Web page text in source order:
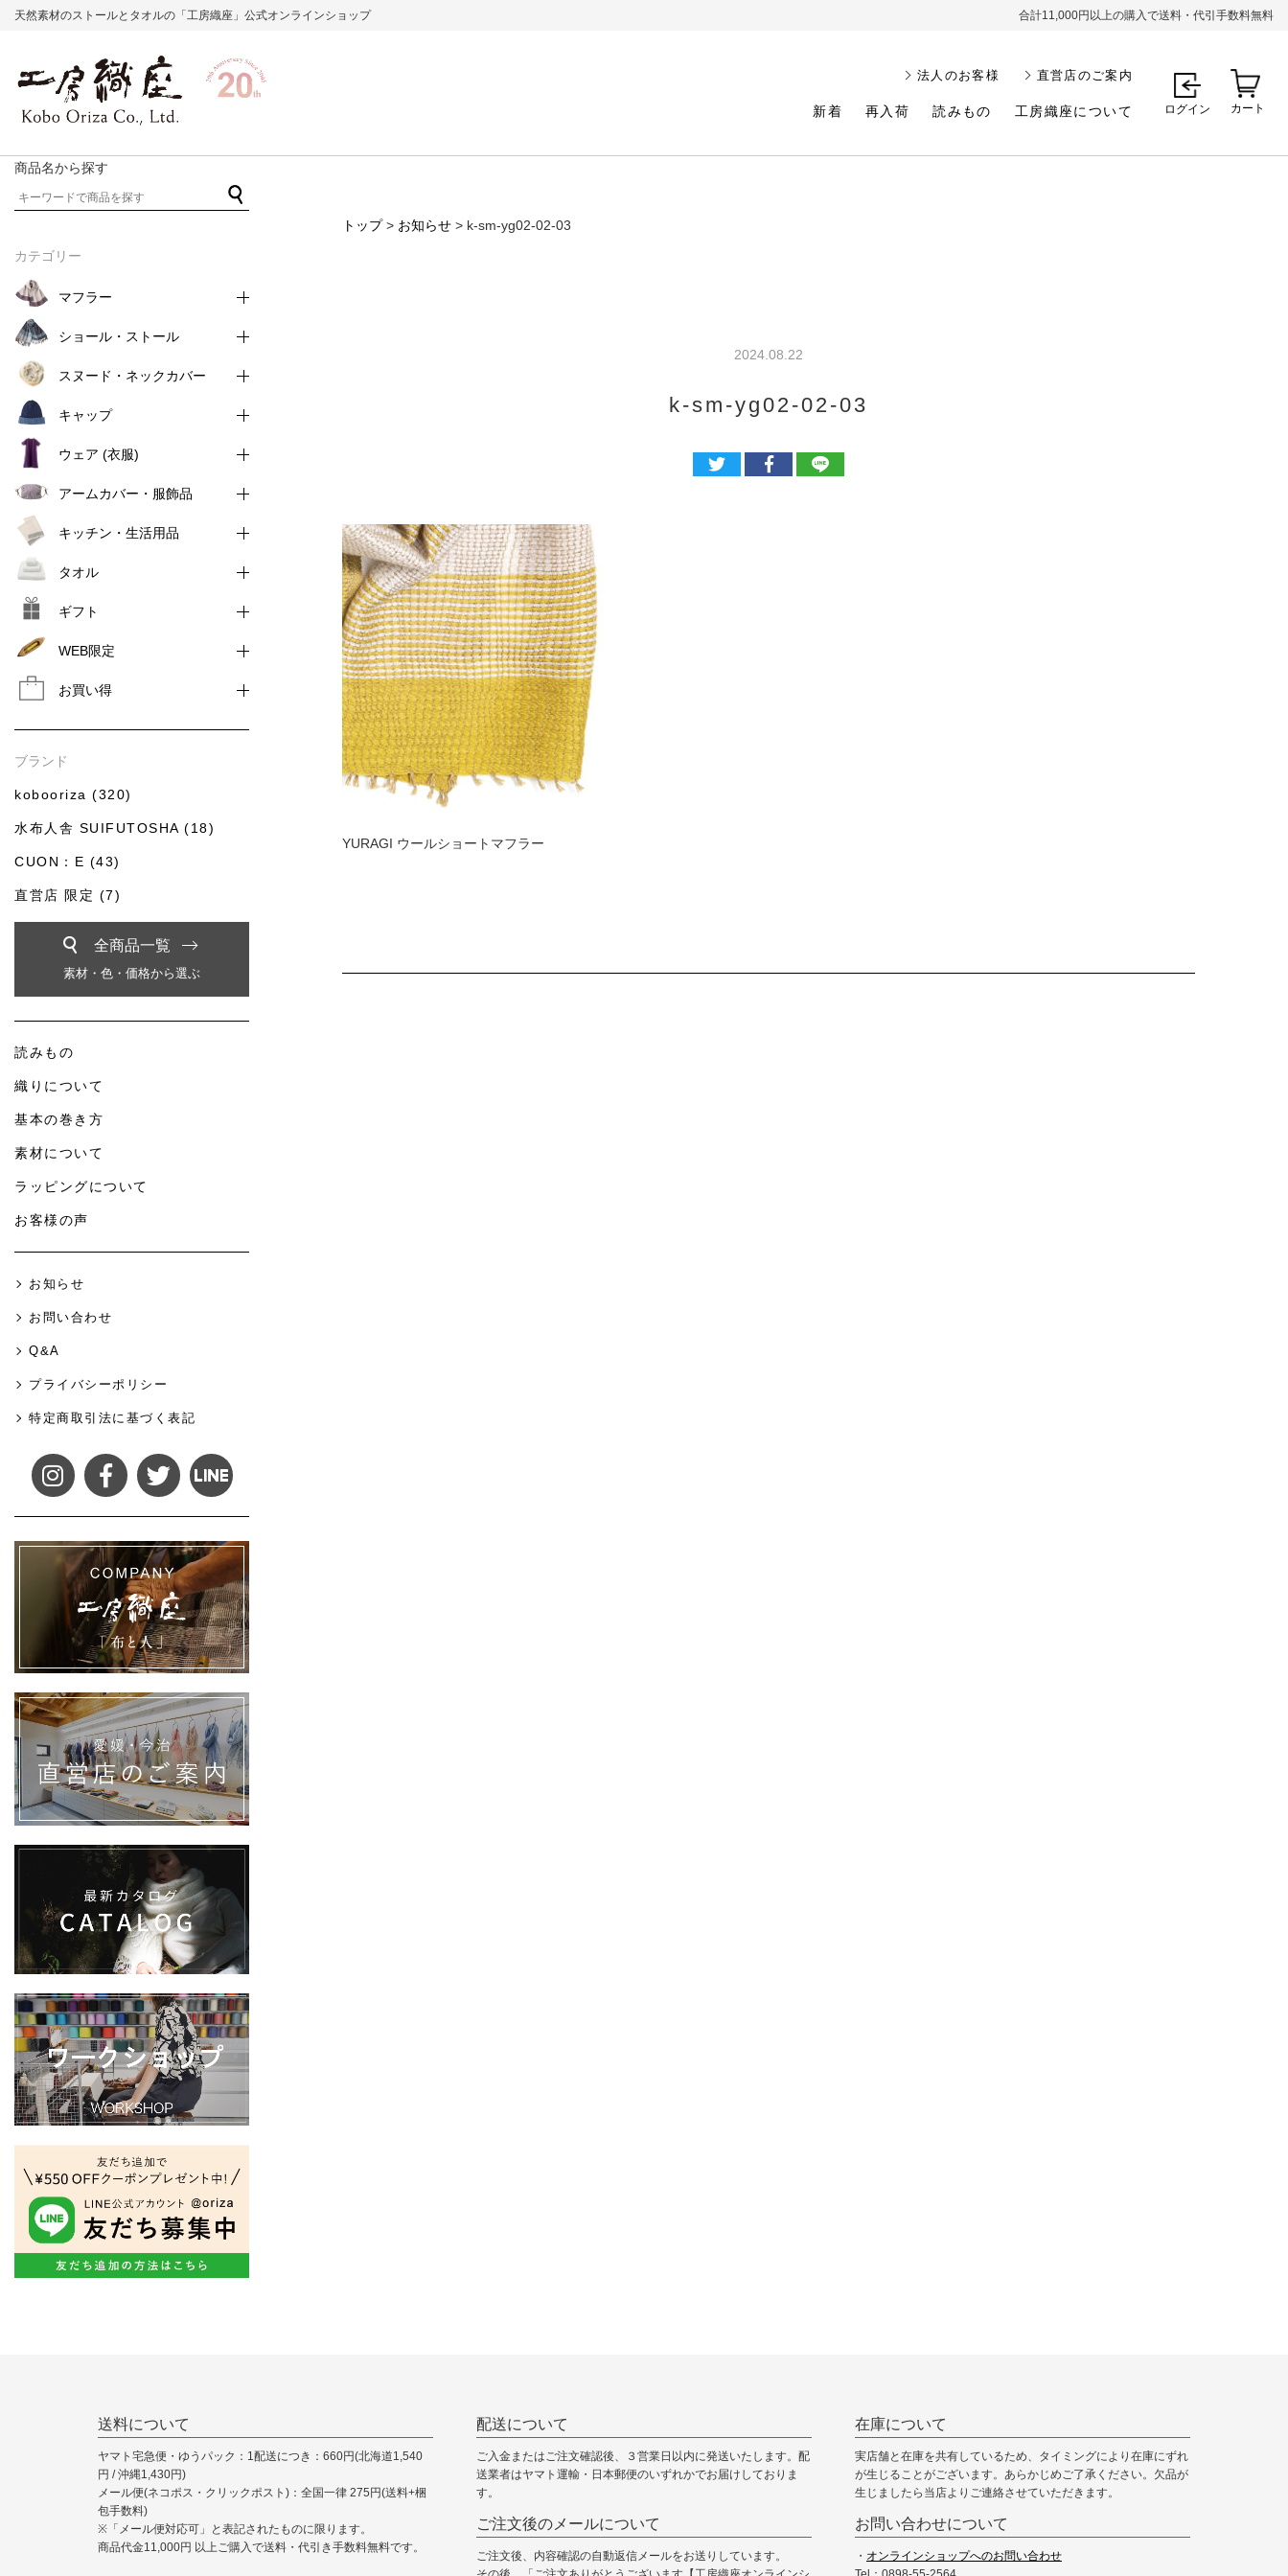
天然素材のストールとタオルの「工房織座」公式オンラインショップ 合計11,000円以上の購入で送料・代引手数料無料
新着 再入荷 読みもの 工房織座について
法人のお客様 直営店のご案内
ログイン カート
トップ> お知らせ > k-sm-yg02-02-03
2024.08.22
k-sm-yg02-02-03
YURAGI ウールショートマフラー
商品名から探す
カテゴリー
マフラー
ショール・ストール
スヌード・ネックカバー
キャップ
ウェア (衣服)
アームカバー・服飾品
キッチン・生活用品
タオル
ギフト
WEB限定
お買い得
ブランド
kobooriza (320)
水布人舎 SUIFUTOSHA (18)
CUON：E (43)
直営店 限定 (7)
全商品一覧
素材・色・価格から選ぶ
読みもの
織りについて
基本の巻き方
素材について
ラッピングについて
お客様の声
お知らせ
お問い合わせ
Q&A
プライバシーポリシー
特定商取引法に基づく表記
送料について
ヤマト宅急便・ゆうパック：1配送につき：660円(北海道1,540
円 / 沖縄1,430円)
メール便(ネコポス・クリックポスト)：全国一律 275円(送料+梱
包手数料)
※「メール便対応可」と表記されたものに限ります。
商品代金11,000円 以上ご購入で送料・代引き手数料無料です。
配送について
ご入金またはご注文確認後、３営業日以内に発送いたします。配
送業者はヤマト運輸・日本郵便のいずれかでお届けしておりま
す。
ご注文後のメールについて
ご注文後、内容確認の自動返信メールをお送りしています。
在庫について
実店舗と在庫を共有しているため、タイミングにより在庫にずれ
が生じることがございます。あらかじめご了承ください。欠品が
生じましたら当店よりご連絡させていただきます。
お問い合わせについて
・ オンラインショップへのお問い合わせ